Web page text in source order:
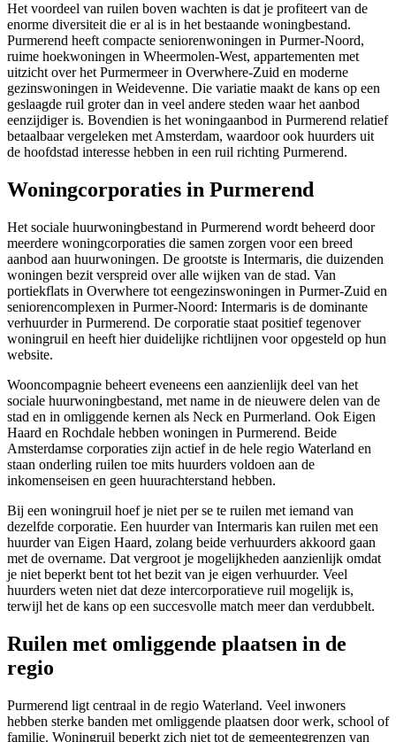
Het voordeel van ruilen boven wachten is dat je profiteert van de
enorme diversiteit die er al is in het bestaande woningbestand.
Purmerend heeft compacte seniorenwoningen in Purmer-Noord,
ruime hoekwoningen in Wheermolen-West, appartementen met
uitzicht over het Purmermeer in Overwhere-Zuid en moderne
gezinswoningen in Weidevenne. Die variatie maakt de kans op een
geslaagde ruil groter dan in veel andere steden waar het aanbod
eenzijdiger is. Bovendien is het woningaanbod in Purmerend relatief
betaalbaar vergeleken met Amsterdam, waardoor ook huurders uit
de hoofdstad interesse hebben in een ruil richting Purmerend.
Woningcorporaties in Purmerend
Het sociale huurwoningbestand in Purmerend wordt beheerd door
meerdere woningcorporaties die samen zorgen voor een breed
aanbod aan huurwoningen. De grootste is Intermaris, die duizenden
woningen bezit verspreid over alle wijken van de stad. Van
portiekflats in Overwhere tot eengezinswoningen in Purmer-Zuid en
seniorencomplexen in Purmer-Noord: Intermaris is de dominante
verhuurder in Purmerend. De corporatie staat positief tegenover
woningruil en heeft hier duidelijke richtlijnen voor opgesteld op hun
website.
Wooncompagnie beheert eveneens een aanzienlijk deel van het
sociale huurwoningbestand, met name in de nieuwere delen van de
stad en in omliggende kernen als Neck en Purmerland. Ook Eigen
Haard en Rochdale hebben woningen in Purmerend. Beide
Amsterdamse corporaties zijn actief in de hele regio Waterland en
staan onderling ruilen toe mits huurders voldoen aan de
inkomenseisen en geen huurachterstand hebben.
Bij een woningruil hoef je niet per se te ruilen met iemand van
dezelfde corporatie. Een huurder van Intermaris kan ruilen met een
huurder van Eigen Haard, zolang beide verhuurders akkoord gaan
met de overname. Dat vergroot je mogelijkheden aanzienlijk omdat
je niet beperkt bent tot het bezit van je eigen verhuurder. Veel
huurders weten niet dat deze intercorporatieve ruil mogelijk is,
terwijl het de kans op een succesvolle match meer dan verdubbelt.
Ruilen met omliggende plaatsen in de
regio
Purmerend ligt centraal in de regio Waterland. Veel inwoners
hebben sterke banden met omliggende plaatsen door werk, school of
familie. Woningruil beperkt zich niet tot de gemeentegrenzen van